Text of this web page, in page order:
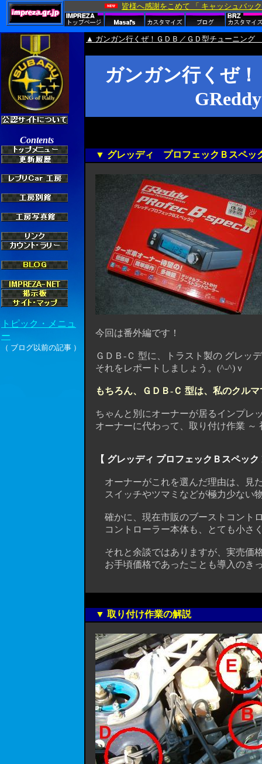
▲ ガンガン行くぜ！ＧＤＢ／ＧＤ型チューニング
ガンガン行くぜ
▼ グレッディ プロフェックＢスペッ
今回は番外編です！
ＧＤＢ-Ｃ 型に、トラスト製の グレッ
それをレポートしましょう。(^-^)ｖ
もちろん、ＧＤＢ-Ｃ 型は、私のクル
ちゃんと別にオーナーが居るインプレ
オーナーに代わって、取り付け作業 ～
【 グレッディ プロフェックＢスペッ
オーナーがこれを選んだ理由は、見た
スイッチやツマミなどが極力少ない
確かに、現在市販のブーストコントロ
コントローラー本体も、とても小さく
それと余談ではありますが、実売価格
お手頃価格であったことも導入のき
▼ 取り付け作業の解説